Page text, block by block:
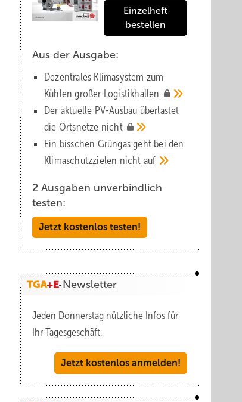
Einzelheft
bestellen
Aus der Ausgabe:
Dezentrales Klimasystem zum
Kühlen großer Logistik­hallen
Der aktuelle PV-Ausbau über­lastet
die Orts­netze nicht
Ein bisschen Grüngas geht bei den
Klima­schutz­zielen nicht auf
2 Ausgaben unverbindlich
testen:
Jetzt kostenlos testen!
Newsletter
Jeden Donnerstag nützliche Infos für
Ihr Tagesgeschäft.
Jetzt kostenlos anmelden!